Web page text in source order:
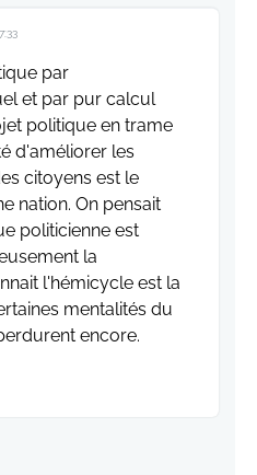
par
et par pur calcul
politique en trame
d'améliorer les
citoyens est le
nation. On pensait
politicienne est
la
l'hémicycle est la
mentalités du
encore.